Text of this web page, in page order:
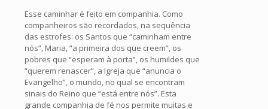
Esse caminhar é feito em companhia. Como
companheiros são recordados, na sequência
das estrofes: os Santos que “caminham entre
nós”, Maria, “a primeira dos que creem”, os
pobres que “esperam à porta”, os humildes que
“querem renascer”, a Igreja que “anuncia o
Evangelho”, o mundo, no qual se encontram
sinais do Reino que “está entre nós”. Esta
grande companhia de fé nos permite muitas e